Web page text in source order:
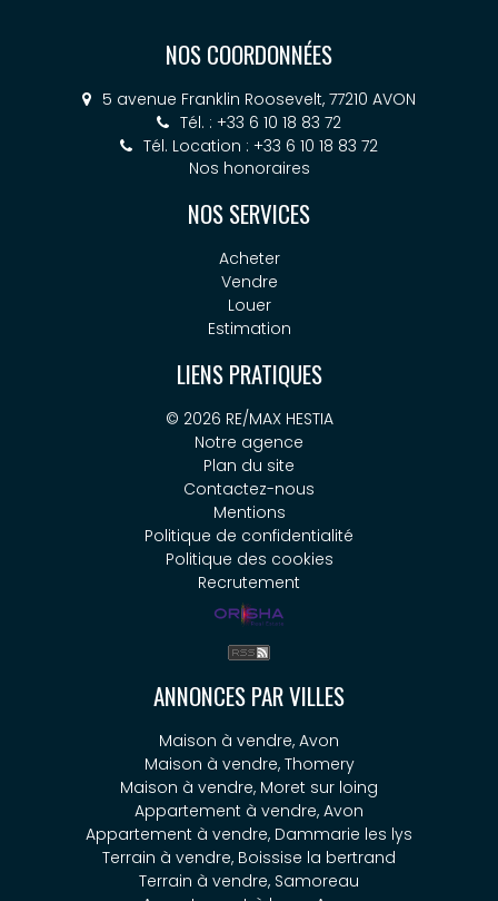
NOS COORDONNÉES
5 avenue Franklin Roosevelt, 77210 AVON
Tél. : +33 6 10 18 83 72
Tél. Location : +33 6 10 18 83 72
Nos honoraires
NOS SERVICES
Acheter
Vendre
Louer
Estimation
LIENS PRATIQUES
© 2026 RE/MAX HESTIA
Notre agence
Plan du site
Contactez-nous
Mentions
Politique de confidentialité
Politique des cookies
Recrutement
ANNONCES PAR VILLES
Maison à vendre, Avon
Maison à vendre, Thomery
Maison à vendre, Moret sur loing
Appartement à vendre, Avon
Appartement à vendre, Dammarie les lys
Terrain à vendre, Boissise la bertrand
Terrain à vendre, Samoreau